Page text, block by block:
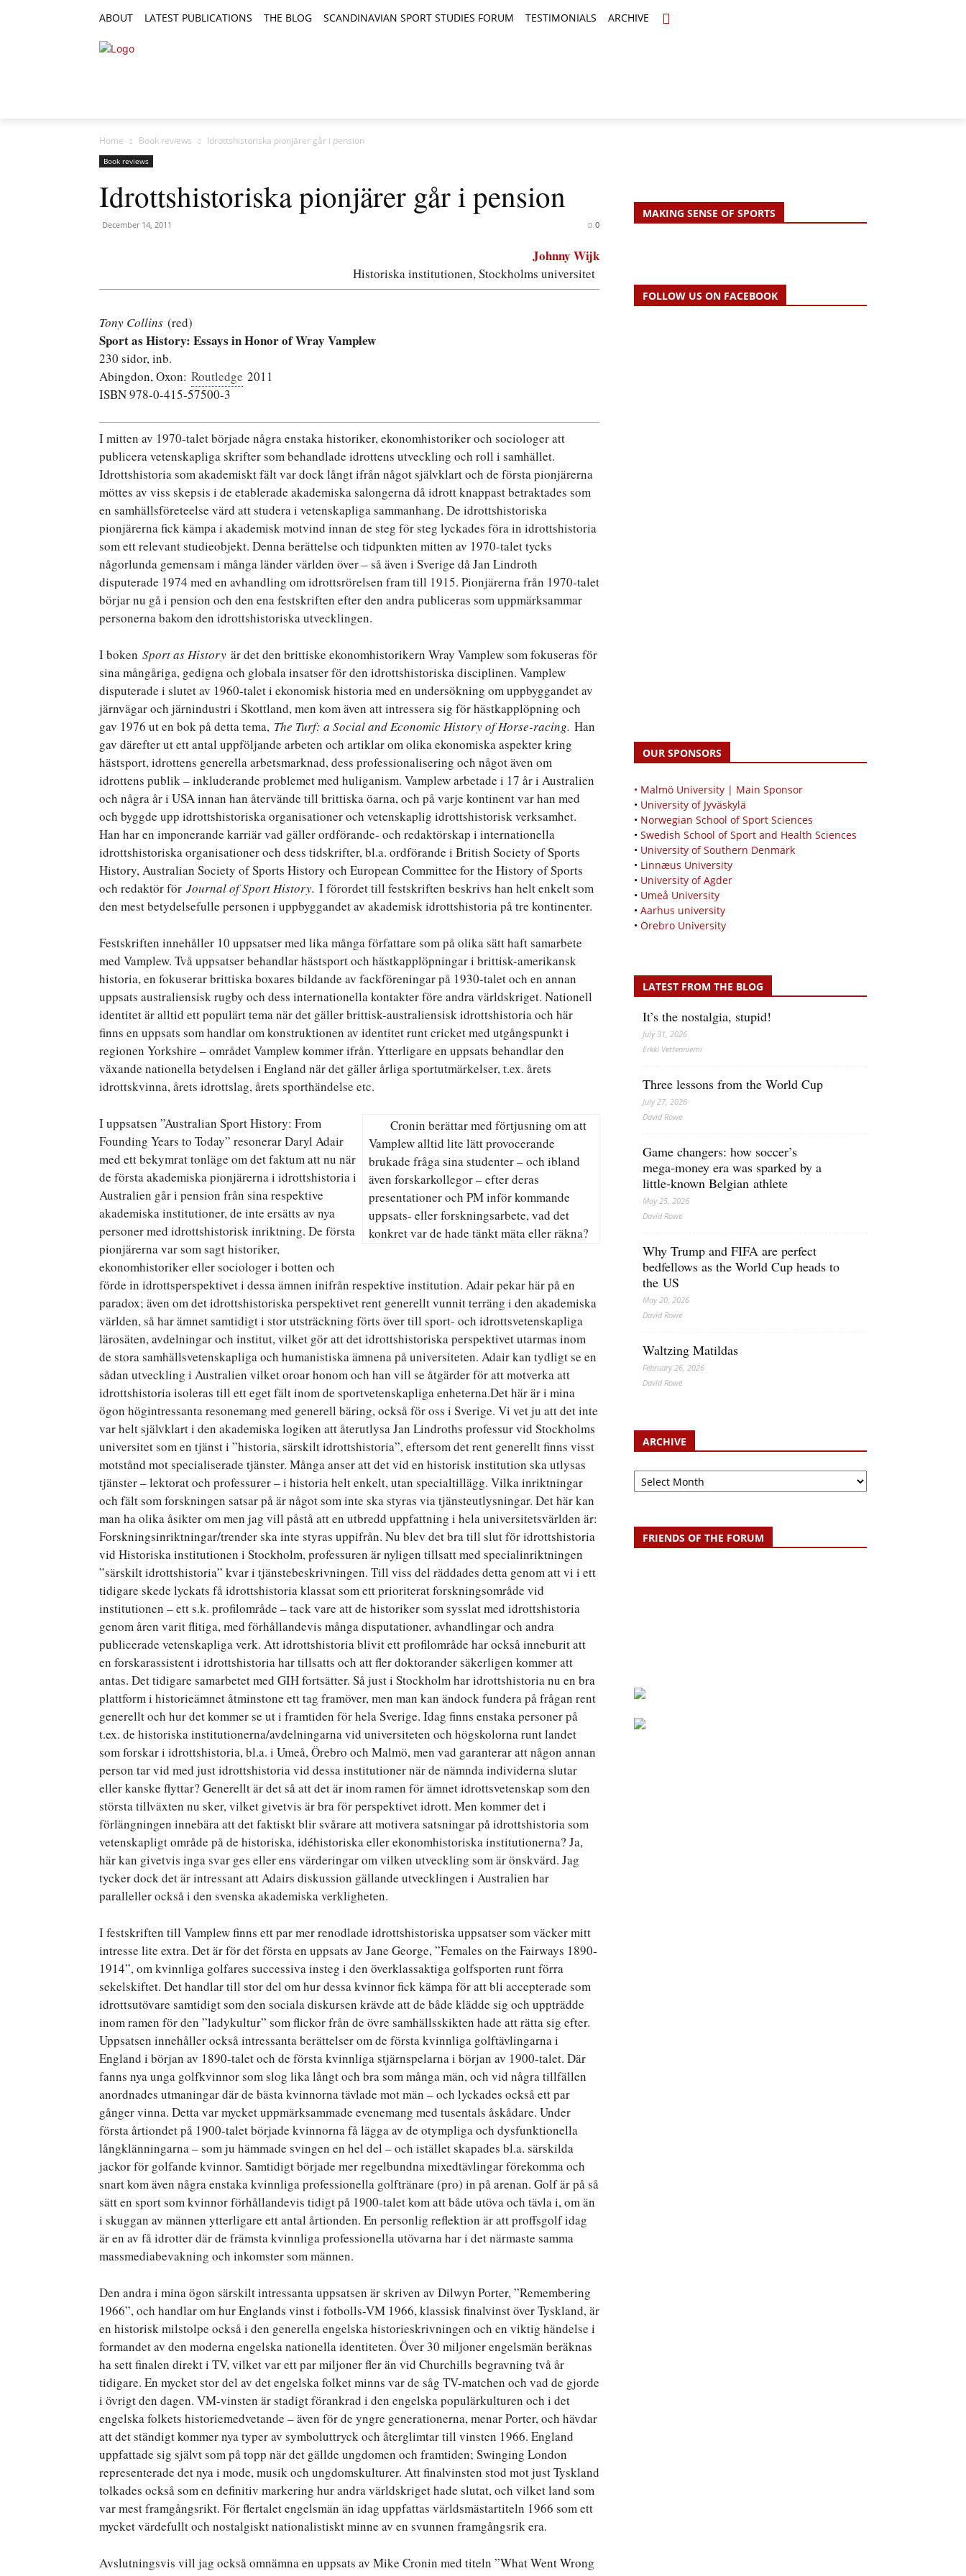
ABOUT LATEST PUBLICATIONS THE BLOG SCANDINAVIAN SPORT STUDIES FORUM TESTIMONIALS ARCHIVE
Home Book reviews Idrottshistoriska pionjärer går i pension
Book reviews
Idrottshistoriska pionjärer går i pension
December 14, 2011 0
Johnny Wijk
Historiska institutionen, Stockholms universitet
Tony Collins (red)
Sport as History: Essays in Honor of Wray Vamplew
230 sidor, inb.
Abingdon, Oxon: Routledge 2011
ISBN 978-0-415-57500-3
I mitten av 1970-talet började några enstaka historiker, ekonomhistoriker och sociologer att
publicera vetenskapliga skrifter som behandlade idrottens utveckling och roll i samhället.
Idrottshistoria som akademiskt fält var dock långt ifrån något självklart och de första pionjärerna
möttes av viss skepsis i de etablerade akademiska salongerna då idrott knappast betraktades som
en samhällsföreteelse värd att studera i vetenskapliga sammanhang. De idrottshistoriska
pionjärerna fick kämpa i akademisk motvind innan de steg för steg lyckades föra in idrottshistoria
som ett relevant studieobjekt. Denna berättelse och tidpunkten mitten av 1970-talet tycks
någorlunda gemensam i många länder världen över – så även i Sverige då Jan Lindroth
disputerade 1974 med en avhandling om idrottsrörelsen fram till 1915. Pionjärerna från 1970-talet
börjar nu gå i pension och den ena festskriften efter den andra publiceras som uppmärksammar
personerna bakom den idrottshistoriska utvecklingen.
I boken Sport as History är det den brittiske ekonomhistorikern Wray Vamplew som fokuseras för
sina mångåriga, gedigna och globala insatser för den idrottshistoriska disciplinen. Vamplew
disputerade i slutet av 1960-talet i ekonomisk historia med en undersökning om uppbyggandet av
järnvägar och järnindustri i Skottland, men kom även att intressera sig för hästkapplöpning och
gav 1976 ut en bok på detta tema, The Turf: a Social and Economic History of Horse-racing. Han
gav därefter ut ett antal uppföljande arbeten och artiklar om olika ekonomiska aspekter kring
hästsport, idrottens generella arbetsmarknad, dess professionalisering och något även om
idrottens publik – inkluderande problemet med huliganism. Vamplew arbetade i 17 år i Australien
och några år i USA innan han återvände till brittiska öarna, och på varje kontinent var han med
och byggde upp idrottshistoriska organisationer och vetenskaplig idrottshistorisk verksamhet.
Han har en imponerande karriär vad gäller ordförande- och redaktörskap i internationella
idrottshistoriska organisationer och dess tidskrifter, bl.a. ordförande i British Society of Sports
History, Australian Society of Sports History och European Committee for the History of Sports
och redaktör för Journal of Sport History. I förordet till festskriften beskrivs han helt enkelt som
den mest betydelsefulle personen i uppbyggandet av akademisk idrottshistoria på tre kontinenter.
Festskriften innehåller 10 uppsatser med lika många författare som på olika sätt haft samarbete
med Vamplew. Två uppsatser behandlar hästsport och hästkapplöpningar i brittisk-amerikansk
historia, en fokuserar brittiska boxares bildande av fackföreningar på 1930-talet och en annan
uppsats australiensisk rugby och dess internationella kontakter före andra världskriget. Nationell
identitet är alltid ett populärt tema när det gäller brittisk-australiensisk idrottshistoria och här
finns en uppsats som handlar om konstruktionen av identitet runt cricket med utgångspunkt i
regionen Yorkshire – området Vamplew kommer ifrån. Ytterligare en uppsats behandlar den
växande nationella betydelsen i England när det gäller årliga sportutmärkelser, t.ex. årets
idrottskvinna, årets idrottslag, årets sporthändelse etc.
Cronin berättar med förtjusning om att
Vamplew alltid lite lätt provocerande
brukade fråga sina studenter – och ibland
även forskarkollegor – efter deras
presentationer och PM inför kommande
uppsats- eller forskningsarbete, vad det
konkret var de hade tänkt mäta eller räkna?
I uppsatsen ”Australian Sport History: From
Founding Years to Today” resonerar Daryl Adair
med ett bekymrat tonläge om det faktum att nu när
de första akademiska pionjärerna i idrottshistoria i
Australien går i pension från sina respektive
akademiska institutioner, de inte ersätts av nya
personer med idrottshistorisk inriktning. De första
pionjärerna var som sagt historiker,
ekonomhistoriker eller sociologer i botten och
förde in idrottsperspektivet i dessa ämnen inifrån respektive institution. Adair pekar här på en
paradox; även om det idrottshistoriska perspektivet rent generellt vunnit terräng i den akademiska
världen, så har ämnet samtidigt i stor utsträckning förts över till sport- och idrottsvetenskapliga
lärosäten, avdelningar och institut, vilket gör att det idrottshistoriska perspektivet utarmas inom
de stora samhällsvetenskapliga och humanistiska ämnena på universiteten. Adair kan tydligt se en
sådan utveckling i Australien vilket oroar honom och han vill se åtgärder för att motverka att
idrottshistoria isoleras till ett eget fält inom de sportvetenskapliga enheterna.Det här är i mina
ögon högintressanta resonemang med generell bäring, också för oss i Sverige. Vi vet ju att det inte
var helt självklart i den akademiska logiken att återutlysa Jan Lindroths professur vid Stockholms
universitet som en tjänst i ”historia, särskilt idrottshistoria”, eftersom det rent generellt finns visst
motstånd mot specialiserade tjänster. Många anser att det vid en historisk institution ska utlysas
tjänster – lektorat och professurer – i historia helt enkelt, utan specialtillägg. Vilka inriktningar
och fält som forskningen satsar på är något som inte ska styras via tjänsteutlysningar. Det här kan
man ha olika åsikter om men jag vill påstå att en utbredd uppfattning i hela universitetsvärlden är:
Forskningsinriktningar/trender ska inte styras uppifrån. Nu blev det bra till slut för idrottshistoria
vid Historiska institutionen i Stockholm, professuren är nyligen tillsatt med specialinriktningen
”särskilt idrottshistoria” kvar i tjänstebeskrivningen. Till viss del räddades detta genom att vi i ett
tidigare skede lyckats få idrottshistoria klassat som ett prioriterat forskningsområde vid
institutionen – ett s.k. profilområde – tack vare att de historiker som sysslat med idrottshistoria
genom åren varit flitiga, med förhållandevis många disputationer, avhandlingar och andra
publicerade vetenskapliga verk. Att idrottshistoria blivit ett profilområde har också inneburit att
en forskarassistent i idrottshistoria har tillsatts och att fler doktorander säkerligen kommer att
antas. Det tidigare samarbetet med GIH fortsätter. Så just i Stockholm har idrottshistoria nu en bra
plattform i historieämnet åtminstone ett tag framöver, men man kan ändock fundera på frågan rent
generellt och hur det kommer se ut i framtiden för hela Sverige. Idag finns enstaka personer på
t.ex. de historiska institutionerna/avdelningarna vid universiteten och högskolorna runt landet
som forskar i idrottshistoria, bl.a. i Umeå, Örebro och Malmö, men vad garanterar att någon annan
person tar vid med just idrottshistoria vid dessa institutioner när de nämnda individerna slutar
eller kanske flyttar? Generellt är det så att det är inom ramen för ämnet idrottsvetenskap som den
största tillväxten nu sker, vilket givetvis är bra för perspektivet idrott. Men kommer det i
förlängningen innebära att det faktiskt blir svårare att motivera satsningar på idrottshistoria som
vetenskapligt område på de historiska, idéhistoriska eller ekonomhistoriska institutionerna? Ja,
här kan givetvis inga svar ges eller ens värderingar om vilken utveckling som är önskvärd. Jag
tycker dock det är intressant att Adairs diskussion gällande utvecklingen i Australien har
paralleller också i den svenska akademiska verkligheten.
I festskriften till Vamplew finns ett par mer renodlade idrottshistoriska uppsatser som väcker mitt
intresse lite extra. Det är för det första en uppsats av Jane George, ”Females on the Fairways 1890-
1914”, om kvinnliga golfares successiva insteg i den överklassaktiga golfsporten runt förra
sekelskiftet. Det handlar till stor del om hur dessa kvinnor fick kämpa för att bli accepterade som
idrottsutövare samtidigt som den sociala diskursen krävde att de både klädde sig och uppträdde
inom ramen för den ”ladykultur” som flickor från de övre samhällsskikten hade att rätta sig efter.
Uppsatsen innehåller också intressanta berättelser om de första kvinnliga golftävlingarna i
England i början av 1890-talet och de första kvinnliga stjärnspelarna i början av 1900-talet. Där
fanns nya unga golfkvinnor som slog lika långt och bra som många män, och vid några tillfällen
anordnades utmaningar där de bästa kvinnorna tävlade mot män – och lyckades också ett par
gånger vinna. Detta var mycket uppmärksammade evenemang med tusentals åskådare. Under
första årtiondet på 1900-talet började kvinnorna få lägga av de otympliga och dysfunktionella
långklänningarna – som ju hämmade svingen en hel del – och istället skapades bl.a. särskilda
jackor för golfande kvinnor. Samtidigt började mer regelbundna mixedtävlingar förekomma och
snart kom även några enstaka kvinnliga professionella golftränare (pro) in på arenan. Golf är på så
sätt en sport som kvinnor förhållandevis tidigt på 1900-talet kom att både utöva och tävla i, om än
i skuggan av männen ytterligare ett antal årtionden. En personlig reflektion är att proffsgolf idag
är en av få idrotter där de främsta kvinnliga professionella utövarna har i det närmaste samma
massmediabevakning och inkomster som männen.
Den andra i mina ögon särskilt intressanta uppsatsen är skriven av Dilwyn Porter, ”Remembering
1966”, och handlar om hur Englands vinst i fotbolls-VM 1966, klassisk finalvinst över Tyskland, är
en historisk milstolpe också i den generella engelska historieskrivningen och en viktig händelse i
formandet av den moderna engelska nationella identiteten. Över 30 miljoner engelsmän beräknas
ha sett finalen direkt i TV, vilket var ett par miljoner fler än vid Churchills begravning två år
tidigare. En mycket stor del av det engelska folket minns var de såg TV-matchen och vad de gjorde
i övrigt den dagen. VM-vinsten är stadigt förankrad i den engelska populärkulturen och i det
engelska folkets historiemedvetande – även för de yngre generationerna, menar Porter, och hävdar
att det ständigt kommer nya typer av symboluttryck och återglimtar till vinsten 1966. England
uppfattade sig självt som på topp när det gällde ungdomen och framtiden; Swinging London
representerade det nya i mode, musik och ungdomskulturer. Att finalvinsten stod mot just Tyskland
tolkades också som en definitiv markering hur andra världskriget hade slutat, och vilket land som
var mest framgångsrikt. För flertalet engelsmän än idag uppfattas världsmästartiteln 1966 som ett
mycket värdefullt och nostalgiskt nationalistiskt minne av en svunnen framgångsrik era.
Avslutningsvis vill jag också omnämna en uppsats av Mike Cronin med titeln ”What Went Wrong
MAKING SENSE OF SPORTS
FOLLOW US ON FACEBOOK
OUR SPONSORS
• Malmö University | Main Sponsor
• University of Jyväskylä
• Norwegian School of Sport Sciences
• Swedish School of Sport and Health Sciences
• University of Southern Denmark
• Linnæus University
• University of Agder
• Umeå University
• Aarhus university
• Örebro University
LATEST FROM THE BLOG
It’s the nostalgia, stupid!
July 31, 2026
Erkki Vetten­­niemi
Three lessons from the World Cup
July 27, 2026
David Rowe
Game changers: how soccer’s
mega‑money era was sparked by a
little‑known Belgian athlete
May 25, 2026
David Rowe
Why Trump and FIFA are perfect
bedfellows as the World Cup heads to
the US
May 20, 2026
David Rowe
Waltzing Matildas
February 26, 2026
David Rowe
ARCHIVE
Archive
FRIENDS OF THE FORUM